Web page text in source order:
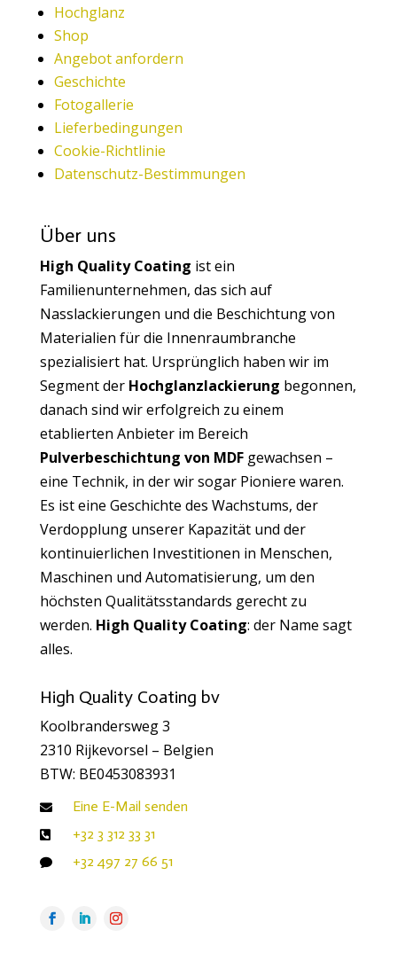
Hochglanz
Shop
Angebot anfordern
Geschichte
Fotogallerie
Lieferbedingungen
Cookie-Richtlinie
Datenschutz-Bestimmungen
Über uns
High Quality Coating ist ein
Familienunternehmen, das sich auf
Nasslackierungen und die Beschichtung von
Materialien für die Innenraumbranche
spezialisiert hat. Ursprünglich haben wir im
Segment der Hochglanzlackierung begonnen,
danach sind wir erfolgreich zu einem
etablierten Anbieter im Bereich
Pulverbeschichtung von MDFgewachsen –
eine Technik, in der wir sogar Pioniere waren.
Es ist eine Geschichte des Wachstums, der
Verdopplung unserer Kapazität und der
kontinuierlichen Investitionen in Menschen,
Maschinen und Automatisierung, um den
höchsten Qualitätsstandards gerecht zu
werden. High Quality Coating: der Name sagt
alles.
High Quality Coating bv
Koolbrandersweg 3
2310 Rijkevorsel – Belgien
BTW: BE0453083931
 Eine E-Mail senden
 +32 3 312 33 31
 +32 497 27 66 51